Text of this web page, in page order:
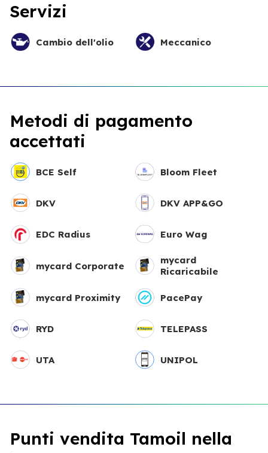
Servizi
Cambio dell'olio Meccanico
Metodi di pagamento
accettati
BCE Self Bloom Fleet
DKV DKV APP&GO
EDC Radius Euro Wag
mycard Corporate
mycard
Ricaricabile
mycard Proximity PacePay
RYD TELEPASS
UTA UNIPOL
Punti vendita Tamoil nella